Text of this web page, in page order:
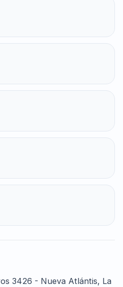
3426 - Nueva Atlántis, La